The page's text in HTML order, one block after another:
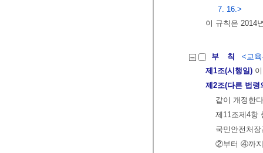
7. 16.>
이 규칙은 2014
부 칙
<교
제1조(시행일)
제2조(다른 법령
같이 개정한
제11조제4항
국민안전처
②부터 ④까